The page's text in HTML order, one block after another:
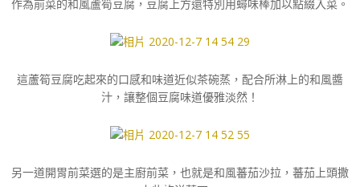
作為前菜的和風蘆筍豆腐，豆腐上方還特別用蟳味棒加以點綴入菜。
這蘆筍豆腐吃起來的口感和味道近似茶碗蒸，配合所淋上的和風醬
汁，讓整個豆腐味道優雅淡然！
另一道開胃前菜選的是主廚前菜，也就是和風蕃茄沙拉，蕃茄上頭撒